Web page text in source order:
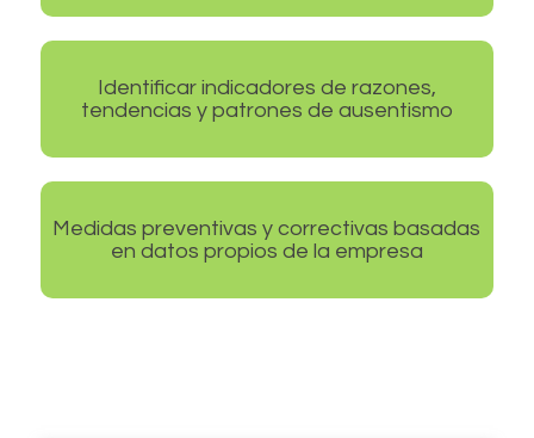
Identificar indicadores de razones,
tendencias y patrones de ausentismo
Medidas preventivas y correctivas basadas
en datos propios de la empresa